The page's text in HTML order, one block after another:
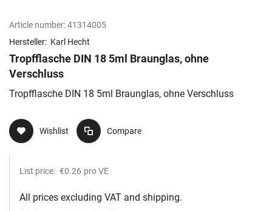
Article number:41314005
Hersteller: Karl Hecht
Tropfflasche DIN 18 5ml Braunglas, ohne
Verschluss
Tropfflasche DIN 18 5ml Braunglas, ohne Verschluss
Wishlist Compare
List price: €0.26 pro VE
All prices excluding VAT and shipping.